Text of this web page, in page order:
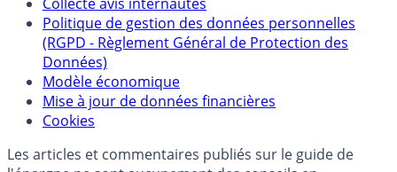
épargne
Collecte avis internautes
Politique de gestion des données personnelles
(RGPD - Règlement Général de Protection des
Données)
Modèle économique
Cookies